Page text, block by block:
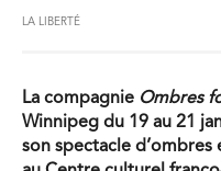
LA LIBERTÉ
La compagnie Ombres
Winnipeg du 19 au 21
son spectacle